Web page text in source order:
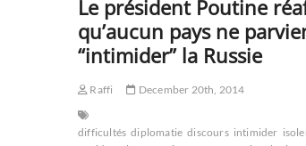
Le président Poutine
qu’aucun pays ne
“intimider” la Russie
Raffi December 20th, 2014
difficultés diplomatie discours intimider